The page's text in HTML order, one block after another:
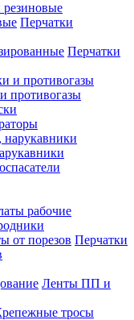
резиновые
Перчатки
Перчатки
противогазы
рабочие
Перчатки
Ленты ПП и
тросы